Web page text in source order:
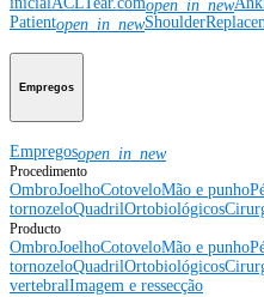
open_in_new
Patientopen_in_new
Empregos
Empregosopen_in_new
Procedimento
OmbroJoelhoCotoveloMão e punho
tornozeloQuadrilOrtobiológicos
Producto
OmbroJoelhoCotoveloMão e punho
tornozeloQuadrilOrtobiológicos
vertebralImagem e ressecção